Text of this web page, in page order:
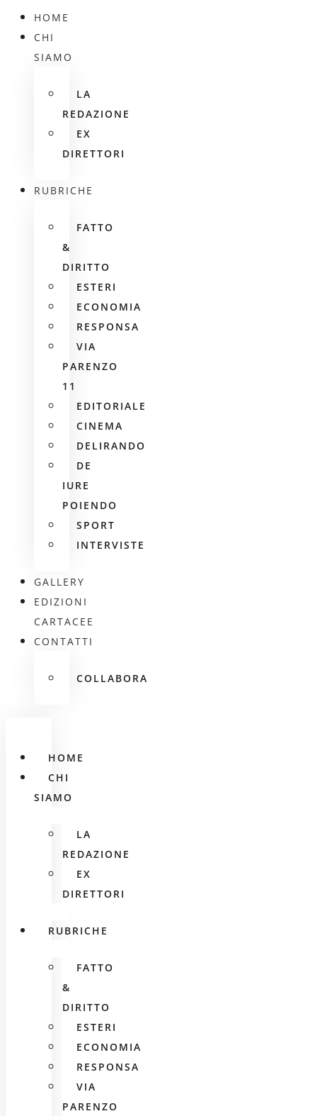
HOME
CHI
SIAMO
LA
REDAZIONE
EX
DIRETTORI
RUBRICHE
FATTO
&
DIRITTO
ESTERI
ECONOMIA
RESPONSA
VIA
PARENZO
11
EDITORIALE
CINEMA
DELIRANDO
DE
IURE
POIENDO
SPORT
INTERVISTE
GALLERY
EDIZIONI
CARTACEE
CONTATTI
COLLABORA
HOME
CHI
SIAMO
LA
REDAZIONE
EX
DIRETTORI
RUBRICHE
FATTO
&
DIRITTO
ESTERI
ECONOMIA
RESPONSA
VIA
PARENZO